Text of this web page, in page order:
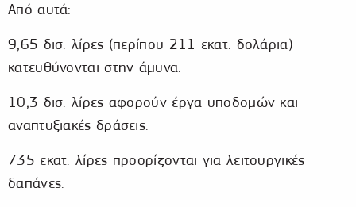
Από αυτά:
9,65 δισ. λίρες (περίπου 211 εκατ. δολάρια)
κατευθύνονται στην άμυνα.
10,3 δισ. λίρες αφορούν έργα υποδομών και
αναπτυξιακές δράσεις.
735 εκατ. λίρες προορίζονται για λειτουργικές
δαπάνες.